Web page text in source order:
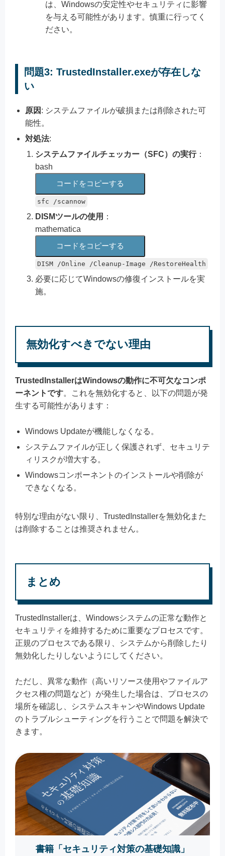
は、Windowsの安定性やセキュリティに影響
を与える可能性があります。慎重に行ってく
ださい。
問題3: TrustedInstaller.exeが存在しな
い
原因 : システムファイルが破損または削除された可
能性。
対処法:
システムファイルチェッカー（SFC）の実行：
bash
コードをコピーする
sfc /scannow
DISMツールの使用 ：
mathematica
コードをコピーする
DISM /Online /Cleanup - Image /RestoreHealth
必要に応じてWindowsの修復インストールを実
施。
無効化すべきでない理由
TrustedInstallerはWindowsの動作に不可欠なコンポ
ーネントです。これを無効化すると、以下の問題が発
生する可能性があります：
Windows Updateが機能しなくなる。
システムファイルが正しく保護されず、セキュリテ
ィリスクが増大する。
Windowsコンポーネントのインストールや削除が
できなくなる。
特別な理由がない限り、TrustedInstallerを無効化また
は削除することは推奨されません。
まとめ
TrustedInstallerは、Windowsシステムの正常な動作と
セキュリティを維持するために重要なプロセスです。
正規のプロセスである限り、システムから削除したり
無効化したりしないようにしてください。
ただし、異常な動作（高いリソース使用やファイルア
クセス権の問題など）が発生した場合は、プロセスの
場所を確認し、システムスキャンやWindows Update
のトラブルシューティングを行うことで問題を解決で
きます。
書籍「セキュリティ対策の基礎知識」